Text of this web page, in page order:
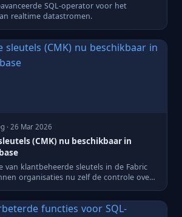
SQL-operator voor het
realtime datastromen.
· 26 Mar 2026
(CMK) nu beschikbaar in
van klantbeheerde sleutels in de Fabric
organisaties nu zelf de controle over